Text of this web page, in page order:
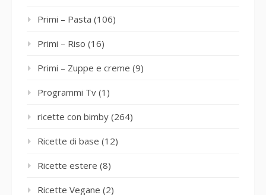
Primi – Pasta (106)
Primi – Riso (16)
Primi – Zuppe e creme (9)
Programmi Tv (1)
ricette con bimby (264)
Ricette di base (12)
Ricette estere (8)
Ricette Vegane (2)